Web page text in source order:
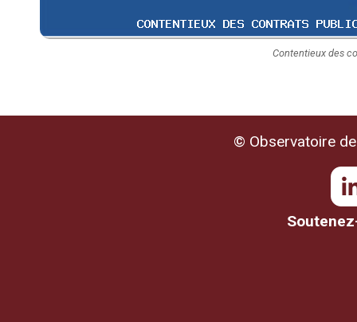
Contentieux des
© Observatoire